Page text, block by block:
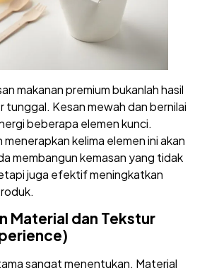
makanan premium bukanlah hasil
tunggal. Kesan mewah dan bernilai
beberapa elemen kunci.
menerapkan kelima elemen ini akan
membangun kemasan yang tidak
juga efektif meningkatkan
Material dan Tekstur
sangat menentukan. Material